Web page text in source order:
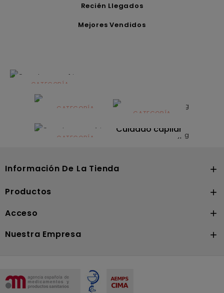
Recién Llegados
Mejores Vendidos
CATEGORÍA
Alimentación
infantilCATEGORÍA
Dermocosmética
CATEGORÍA
Solares
CATEGORÍA
Cuidado capilar
Información De La Tienda 
Productos 
Acceso 
Nuestra Empresa 